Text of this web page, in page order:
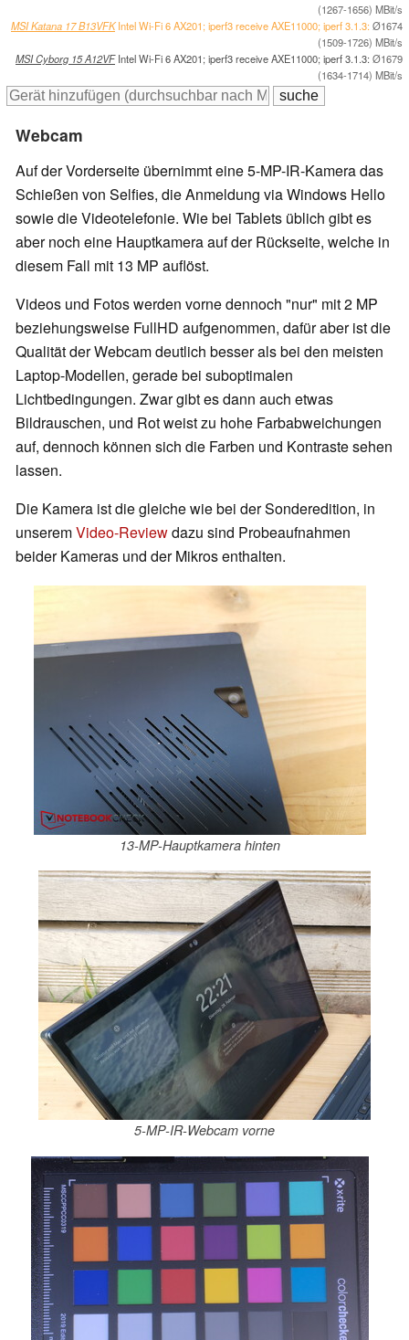
(1267-1656) MBit/s
MSI Katana 17 B13VFKIntel Wi-Fi 6 AX201; iperf3 receive AXE11000; iperf 3.1.3:Ø1674
(1509-1726) MBit/s
MSI Cyborg 15 A12VFIntel Wi-Fi 6 AX201; iperf3 receive AXE11000; iperf 3.1.3: Ø1679
(1634-1714) MBit/s
Webcam
Auf der Vorderseite übernimmt eine 5-MP-IR-Kamera das
Schießen von Selfies, die Anmeldung via Windows Hello
sowie die Videotelefonie. Wie bei Tablets üblich gibt es
aber noch eine Hauptkamera auf der Rückseite, welche in
diesem Fall mit 13 MP auflöst.
Videos und Fotos werden vorne dennoch "nur" mit 2 MP
beziehungsweise FullHD aufgenommen, dafür aber ist die
Qualität der Webcam deutlich besser als bei den meisten
Laptop-Modellen, gerade bei suboptimalen
Lichtbedingungen. Zwar gibt es dann auch etwas
Bildrauschen, und Rot weist zu hohe Farbabweichungen
auf, dennoch können sich die Farben und Kontraste sehen
lassen.
Die Kamera ist die gleiche wie bei der Sonderedition, in
unseremVideo-Reviewdazu sind Probeaufnahmen
beider Kameras und der Mikros enthalten.
13-MP-Hauptkamera hinten
5-MP-IR-Webcam vorne